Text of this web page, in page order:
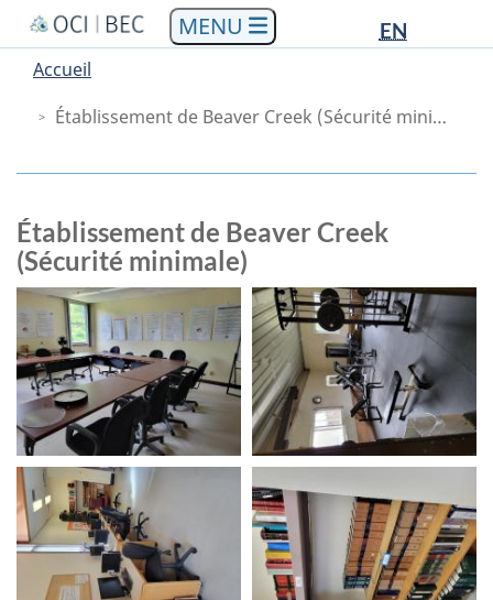
Aller
au
principal
Skip
to
government"
Passer
à
version
HTML
Main
EN
You
here
Accueil
Établissement de Beaver Creek (Sécurité minimale)
Établissement de Beaver Creek
(Sécurité minimale)
Images